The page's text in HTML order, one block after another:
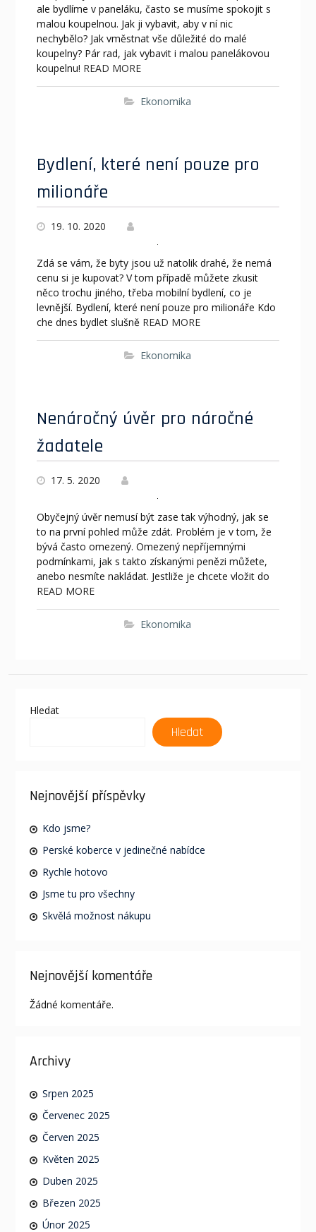
ale bydlíme v paneláku, často se musíme spokojit s
malou koupelnou. Jak ji vybavit, aby v ní nic
nechybělo? Jak vměstnat vše důležité do malé
koupelny? Pár rad, jak vybavit i malou panelákovou
koupelnu! READ MORE
Ekonomika
Bydlení, které není pouze pro
milionáře
19. 10. 2020
Zdá se vám, že byty jsou už natolik drahé, že nemá
cenu si je kupovat? V tom případě můžete zkusit
něco trochu jiného, třeba mobilní bydlení, co je
levnější. Bydlení, které není pouze pro milionáře Kdo
che dnes bydlet slušně READ MORE
Ekonomika
Nenáročný úvěr pro náročné
žadatele
17. 5. 2020
Obyčejný úvěr nemusí být zase tak výhodný, jak se
to na první pohled může zdát. Problém je v tom, že
bývá často omezený. Omezený nepříjemnými
podmínkami, jak s takto získanými penězi můžete,
anebo nesmíte nakládat. Jestliže je chcete vložit do
READ MORE
Ekonomika
Hledat
Hledat
Nejnovější příspěvky
Kdo jsme?
Perské koberce v jedinečné nabídce
Rychle hotovo
Jsme tu pro všechny
Skvělá možnost nákupu
Nejnovější komentáře
Žádné komentáře.
Archivy
Srpen 2025
Červenec 2025
Červen 2025
Květen 2025
Duben 2025
Březen 2025
Únor 2025